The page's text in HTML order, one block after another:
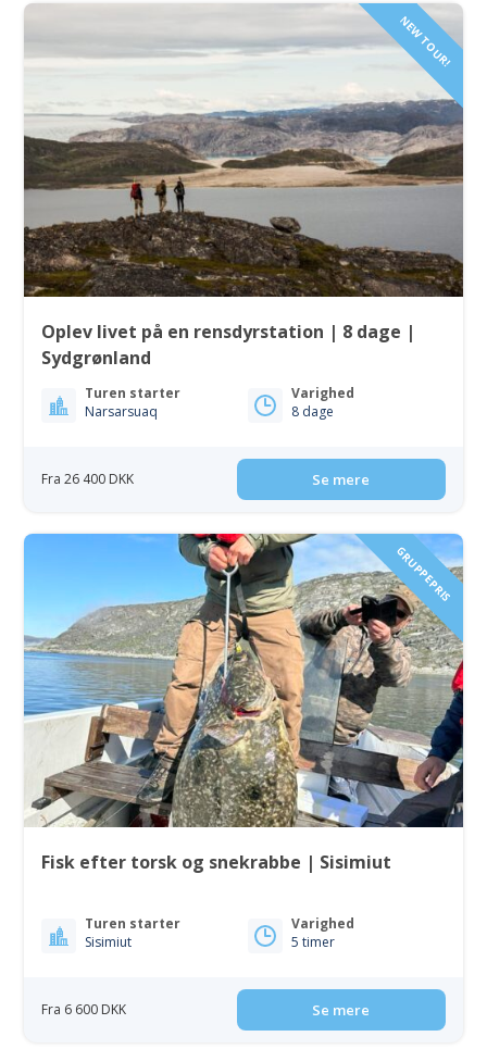
NEW TOUR!
Oplev livet på en rensdyrstation | 8 dage |
Sydgrønland
Turen starter
Narsarsuaq
Varighed
8 dage
Fra 26 400 DKK Se mere
GRUPPEPRIS
Fisk efter torsk og snekrabbe | Sisimiut
Turen starter
Sisimiut
Varighed
5 timer
Fra 6 600 DKK Se mere